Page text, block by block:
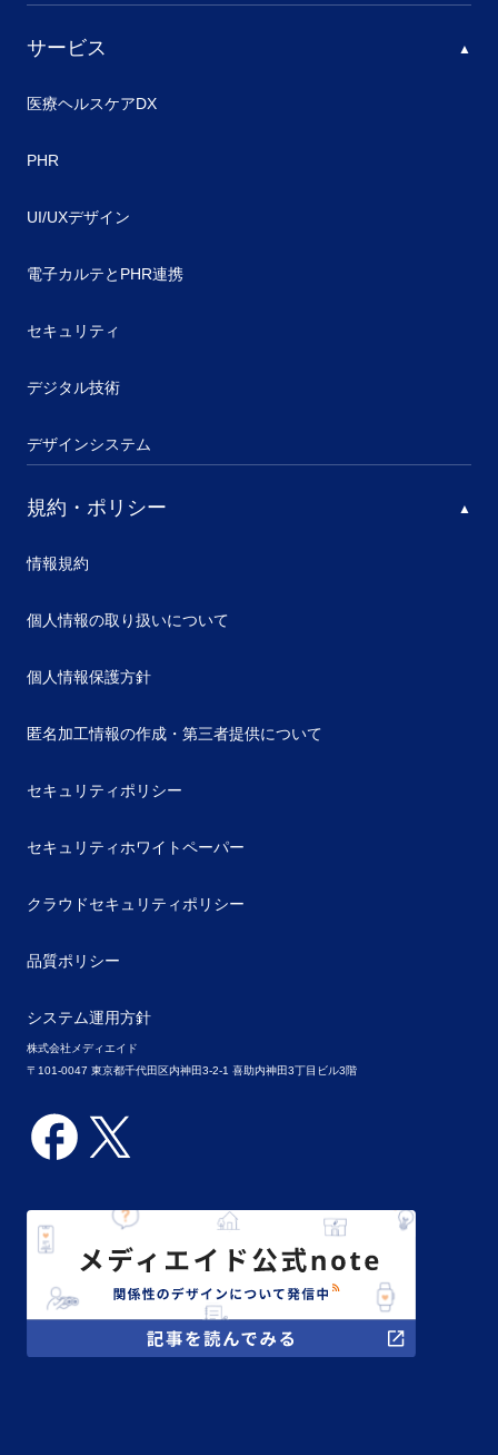
株式会社メディエイド
〒101-0047 東京都千代田区内神田3-2-1 喜助内神田3丁目ビル3階
サービス
医療ヘルスケアDX
PHR
UI/UXデザイン
電子カルテとPHR連携
セキュリティ
デジタル技術
デザインシステム
規約・ポリシー
情報規約
個人情報の取り扱いについて
個人情報保護方針
匿名加工情報の作成・第三者提供について
セキュリティポリシー
セキュリティホワイトペーパー
クラウドセキュリティポリシー
品質ポリシー
システム運用方針